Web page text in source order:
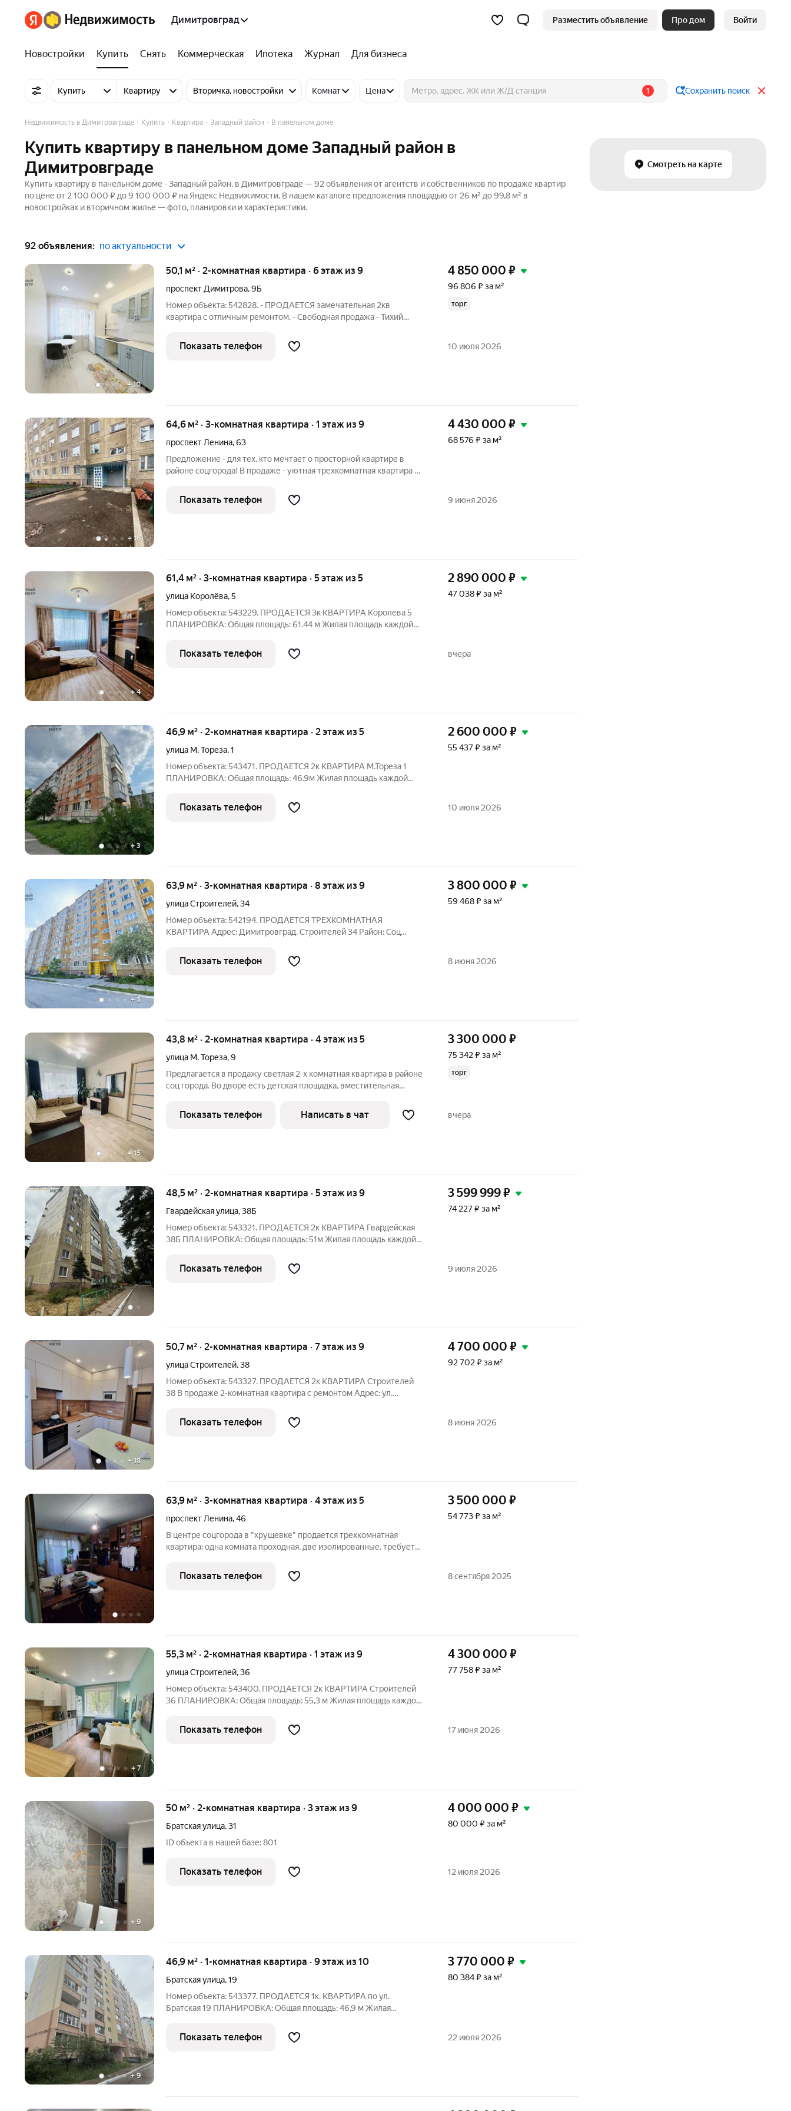
Димитровград Разместить объявление Про дом Войти
Новостройки Купить Снять Коммерческая Ипотека Журнал Для бизнеса
Купить Квартиру Вторичка, новостройки Комнат Цена 1 Сохранить поиск
Смотреть на карте
Недвижимость в Димитровграде Купить Квартира Западный район В панельном доме
Купить квартиру в панельном доме Западный район в
Димитровграде
Купить квартиру в панельном доме - Западный район, в Димитровграде — 92 объявления от агентств и собственников по продаже квартир
по цене от 2 100 000 ₽ до 9 100 000 ₽ на Яндекс Недвижимости. В нашем каталоге предложения площадью от 26 м² до 99,8 м² в
новостройках и вторичном жилье — фото, планировки и характеристики.
92 объявления: по актуальности
+10
50,1 м² · 2-комнатная квартира · 6 этаж из 9
проспект Димитрова,9Б
Номер объекта: 542828. - ПРОДАЕТСЯ замечательная 2кв
квартира с отличным ремонтом. - Свободная продажа - Тихий
Общая площадь: 50.1м Жилая площадь 28.5м Кухня: 8,.5м Санузел
раздельный в
4 850 000 ₽
96 806 ₽ за м²
торг
Показать телефон 10 июля 2026
+16
64,6 м² · 3-комнатная квартира · 1 этаж из 9
проспект Ленина,63
Предложение - для тех, кто мечтает о просторной квартире в
районе соцгорода! В продаже - уютная трехкомнатная квартира в
двухкомнатной! Спальный район, где есть 2 школы, детский сад
находится во
4 430 000 ₽
68 576 ₽ за м²
Показать телефон 9 июня 2026
+4
61,4 м² · 3-комнатная квартира · 5 этаж из 5
улица Королёва,5
Номер объекта: 543229. ПРОДАЕТСЯ 3к КВАРТИРА Королева 5
ПЛАНИРОВКА: Общая площадь: 61.44 м Жилая площадь каждой
Окна: пластик + дерево Есть балкон Санузел: раздельный О
квартире:
2 890 000 ₽
47 038 ₽ за м²
Показать телефон вчера
+3
46,9 м² · 2-комнатная квартира · 2 этаж из 5
улица М. Тореза,1
Номер объекта: 543471. ПРОДАЕТСЯ 2к КВАРТИРА М.Тореза 1
ПЛАНИРОВКА: Общая площадь: 46.9м Жилая площадь каждой
пластик Полы: деревянные Санузел: раздельный Балкон:
застеклен
2 600 000 ₽
55 437 ₽ за м²
Показать телефон 10 июля 2026
+3
63,9 м² · 3-комнатная квартира · 8 этаж из 9
улица Строителей,34
Номер объекта: 542194. ПРОДАЕТСЯ ТРЕХКОМНАТНАЯ
КВАРТИРА Адрес: Димитровград, Строителей 34 Район: Соц
панели Отопление: центральное Перекрытия: бетонные Газ в
доме: да Лифт в доме: да
3 800 000 ₽
59 468 ₽ за м²
Показать телефон 8 июня 2026
+ 15
43,8 м² · 2-комнатная квартира · 4 этаж из 5
улица М. Тореза,9
Предлагается в продажу светлая 2-х комнатная квартира в районе
соц города. Во дворе есть детская площадка, вместительная
сухой. Не угловая, тёплая. Сделан современный ремонт:
пластиковые окна,
3 300 000 ₽
75 342 ₽ за м²
торг
Показать телефон Написать в чат вчера
48,5 м² · 2-комнатная квартира · 5 этаж из 9
Гвардейская улица,38Б
Номер объекта: 543321. ПРОДАЕТСЯ 2к КВАРТИРА Гвардейская
38Б ПЛАНИРОВКА: Общая площадь: 51м Жилая площадь каждой
застеклена пластиком Санузел: раздельный О квартире:
планировка хорошая,
3 599 999₽
74 227 ₽ за м²
Показать телефон 9 июля 2026
+ 18
50,7 м² · 2-комнатная квартира · 7 этаж из 9
улица Строителей,38
Номер объекта: 543327. ПРОДАЕТСЯ 2к КВАРТИРА Строителей
38 В продаже 2-комнатная квартира с ремонтом Адрес: ул.
квартира в хорошем состоянии. Можно заехать и жить без
дополнительных вложений.
4 700 000 ₽
92 702 ₽ за м²
Показать телефон 8 июня 2026
63,9 м² · 3-комнатная квартира · 4 этаж из 5
проспект Ленина,46
В центре соцгорода в "хрущевке" продается трехкомнатная
квартира: одна комната проходная, две изолированные, требуется
центры, детские сады, престижная школа- гимназия, автобусные
остановки.
3 500 000 ₽
54 773 ₽ за м²
Показать телефон 8 сентября 2025
+ 7
55,3 м² · 2-комнатная квартира · 1 этаж из 9
улица Строителей,36
Номер объекта: 543400. ПРОДАЕТСЯ 2к КВАРТИРА Строителей
36 ПЛАНИРОВКА: Общая площадь: 55,3 м Жилая площадь каждой
4 300 000 ₽
77 758 ₽ за м²
Показать телефон 17 июня 2026
+ 9
50 м² · 2-комнатная квартира · 3 этаж из 9
Братская улица,31
ID объекта в нашей базе: 801
4 000 000 ₽
80 000 ₽ за м²
Показать телефон 12 июля 2026
+9
46,9 м² · 1-комнатная квартира · 9 этаж из 10
Братская улица,19
Номер объекта: 543377. ПРОДАЕТСЯ 1к. КВАРТИРА по ул.
Братская 19 ПЛАНИРОВКА: Общая площадь: 46,9 м Жилая
9/10 Окна: пластик Полы: бетонные Санузел: раздельный О
квартире:
3 770 000 ₽
80 384 ₽ за м²
Показать телефон 22 июля 2026